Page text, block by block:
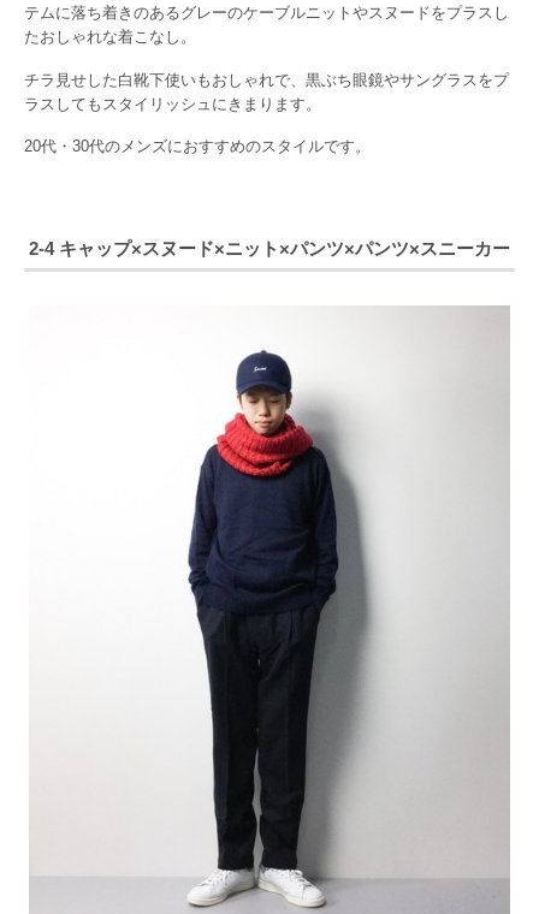
テムに落ち着きのあるグレーのケーブルニットやスヌードをプラスし
たおしゃれな着こなし。
チラ見せした白靴下使いもおしゃれで、黒ぶち眼鏡やサングラスをプ
ラスしてもスタイリッシュにきまります。
20代・30代のメンズにおすすめのスタイルです。
2-4 キャップ×スヌード×ニット×パンツ×パンツ×スニーカー